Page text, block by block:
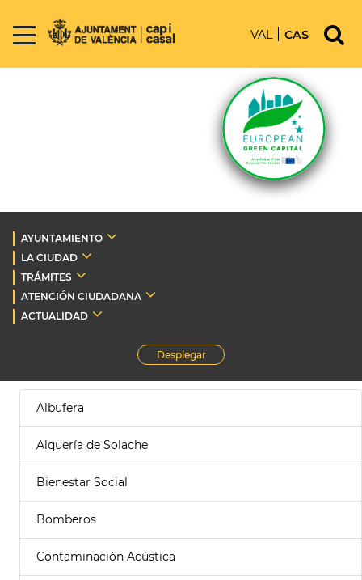
VAL CAS
AYUNTAMIENTO
LA CIUDAD
TRÁMITES
ATENCIÓN CIUDADANA
ACTUALIDAD
Desplegar
Albufera
Alquería de Solache
Bienestar Social
Bomberos
Contaminación Acústica